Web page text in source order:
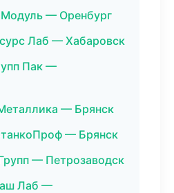
— Оренбург
Лаб — Хабаровск
Пак —
— Брянск
— Брянск
— Петрозаводск
Лаб —